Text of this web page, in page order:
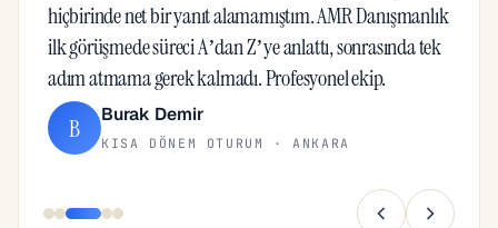
hiçbirinde net bir yanıt alamamıştım. AMR Danışmanlık
ilk görüşmede süreci A’dan Z’ye anlattı, sonrasında tek
adım atmama gerek kalmadı. Profesyonel ekip.
B Burak Demir
KISA DÖNEM OTURUM · ANKARA